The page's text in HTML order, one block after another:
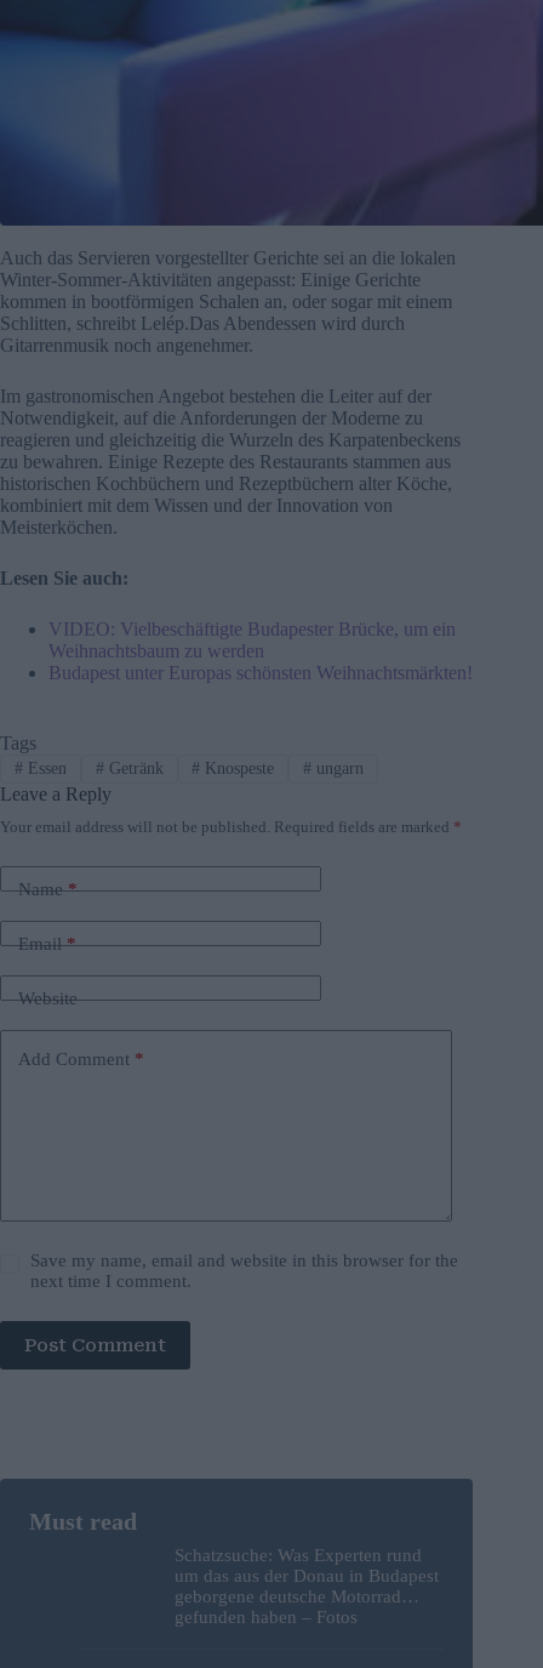
Auch das Servieren vorgestellter Gerichte sei an die lokalen
Winter-Sommer-Aktivitäten angepasst: Einige Gerichte
kommen in bootförmigen Schalen an, oder sogar mit einem
Schlitten, schreibt Lelép.Das Abendessen wird durch
Gitarrenmusik noch angenehmer.
Im gastronomischen Angebot bestehen die Leiter auf der
Notwendigkeit, auf die Anforderungen der Moderne zu
reagieren und gleichzeitig die Wurzeln des Karpatenbeckens
zu bewahren. Einige Rezepte des Restaurants stammen aus
historischen Kochbüchern und Rezeptbüchern alter Köche,
kombiniert mit dem Wissen und der Innovation von
Meisterköchen.
Lesen Sie auch:
VIDEO: Vielbeschäftigte Budapester Brücke, um ein
Weihnachtsbaum zu werden
Budapest unter Europas schönsten Weihnachtsmärkten!
Tags
#Essen #Getränk # Knospeste # ungarn
Leave a Reply
Your email address will not be published. Required fields are marked *
Name*
Email*
Website
Add Comment *
Save my name, email and website in this browser for the
next time I comment.
Post Comment
Schatzsuche: Was Experten rund
um das aus der Donau in Budapest
geborgene deutsche Motorrad
gefunden haben – Fotos